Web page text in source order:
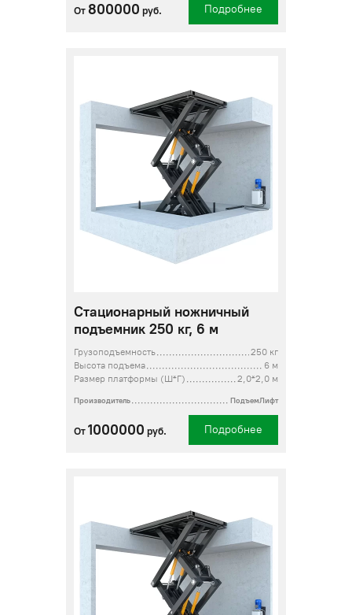
От 800000 руб. Подробнее
Стационарный ножничный
подъемник 250 кг, 6 м
Грузоподъемность
250 кг
Высота подъема
6 м
Размер платформы (Ш*Г)
2,0*2,0 м
Производитель ПодъемЛифт
От 1000000 руб. Подробнее